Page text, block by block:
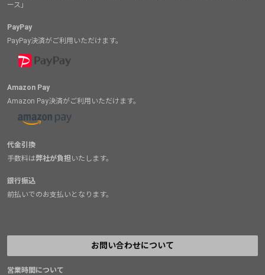
ース」
PayPay
PayPay決済がご利用いただけます。
Amazon Pay
Amazon Pay決済がご利用いただけます。
代金引換
手数料は弊社が負担いたします。
銀行振込
前払いでのお支払いとなります。
お問い合わせについて
営業時間について